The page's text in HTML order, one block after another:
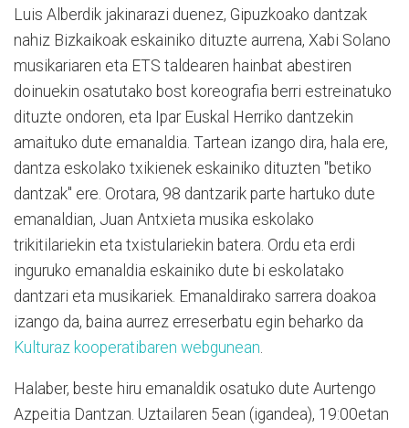
Luis Alberdik jakinarazi duenez, Gipuzkoako dantzak
nahiz Bizkaikoak eskainiko dituzte aurrena, Xabi Solano
musikariaren eta ETS taldearen hainbat abestiren
doinuekin osatutako bost koreografia berri estreinatuko
dituzte ondoren, eta Ipar Euskal Herriko dantzekin
amaituko dute emanaldia. Tartean izango dira, hala ere,
dantza eskolako txikienek eskainiko dituzten "betiko
dantzak" ere. Orotara, 98 dantzarik parte hartuko dute
emanaldian, Juan Antxieta musika eskolako
trikitilariekin eta txistulariekin batera. Ordu eta erdi
inguruko emanaldia eskainiko dute bi eskolatako
dantzari eta musikariek. Emanaldirako sarrera doakoa
izango da, baina aurrez erreserbatu egin beharko da
Kulturaz kooperatibaren webgunean
Halaber, beste hiru emanaldik osatuko dute Aurtengo
Azpeitia Dantzan. Uztailaren 5ean (igandea), 19:00etan